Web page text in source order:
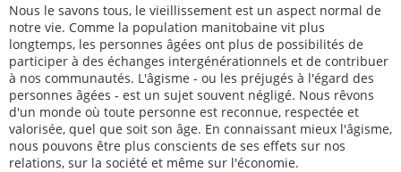
Nous le savons tous, le vieillissement est un aspect normal de
notre vie. Comme la population manitobaine vit plus
longtemps, les personnes âgées ont plus de possibilités de
participer à des échanges intergénérationnels et de contribuer
à nos communautés. L'âgisme - ou les préjugés à l'égard des
personnes âgées - est un sujet souvent négligé. Nous rêvons
d'un monde où toute personne est reconnue, respectée et
valorisée, quel que soit son âge. En connaissant mieux l'âgisme,
nous pouvons être plus conscients de ses effets sur nos
relations, sur la société et même sur l'économie.